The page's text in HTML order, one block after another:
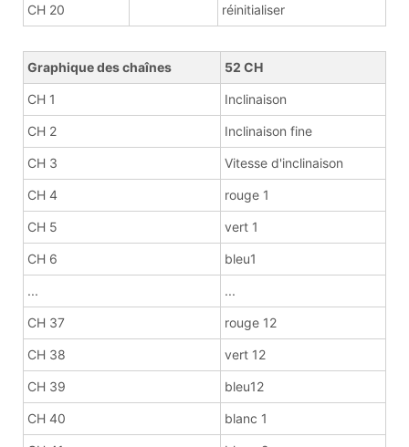
CH 20 réinitialiser
Graphique des chaînes 52 CH
CH 1 Inclinaison
CH 2 Inclinaison fine
CH 3 Vitesse d'inclinaison
CH 4 rouge 1
CH 5 vert 1
CH 6 bleu1
... ...
CH 37 rouge 12
CH 38 vert 12
CH 39 bleu12
CH 40 blanc 1